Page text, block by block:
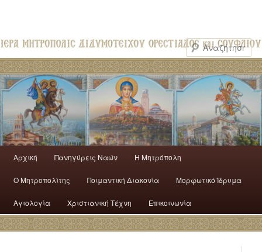
Αρχική Πανηγύρεις Ναών H Mητρόπολη
Ο Mητροπολίτης Ποιμαντική Διακονία Μορφωτικό Ίδρυμα
Αγιολογία Χριστιανική Τέχνη Επικοινωνία